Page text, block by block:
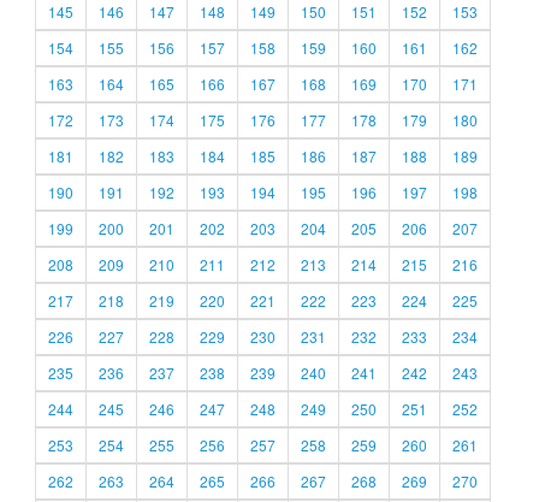
145
146 147 148 149 150 151 152
153
154
155 156 157 158 159 160 161
162
163
164 165 166 167 168 169 170
171
172
173 174 175 176 177 178 179
180
181
182 183 184 185 186 187 188
189
190
191 192 193 194 195 196 197
198
199
200 201 202 203 204 205 206
207
208
209 210 211 212 213 214 215
216
217
218 219 220 221 222 223 224
225
226
227 228 229 230 231 232 233
234
235
236 237 238 239 240 241 242
243
244
245 246 247 248 249 250 251
252
253
254 255 256 257 258 259 260
261
262
263 264 265 266 267 268 269 270